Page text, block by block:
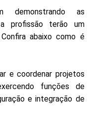
demonstrando as
a profissão terão um
abaixo como é
e coordenar projetos
funções de
e integração de